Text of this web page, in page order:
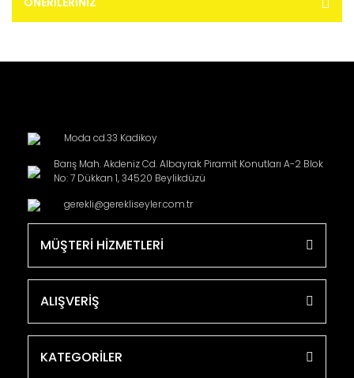
Moda cd.33 Kadikoy
Barış Mah. Akdeniz Cd. Albayrak Piramit Konutları A-2 Blok
No: 7 Dükkan 1, 34520 Beylikdüzü
gerekli@gerekliseyler.com.tr
MÜŞTERİ HİZMETLERİ
ALIŞVERİŞ
KATEGORİLER